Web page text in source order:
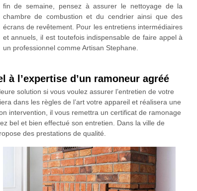
fin de semaine, pensez à assurer le nettoyage de la
chambre de combustion et du cendrier ainsi que des
écrans de revêtement. Pour les entretiens intermédiaires
et annuels, il est toutefois indispensable de faire appel à
un professionnel comme Artisan Stephane.
l’expertise d’un ramoneur agréé
solution si vous voulez assurer l’entretien de votre
dans les règles de l’art votre appareil et réalisera une
intervention, il vous remettra un certificat de ramonage
bel et bien effectué son entretien. Dans la ville de
des prestations de qualité.